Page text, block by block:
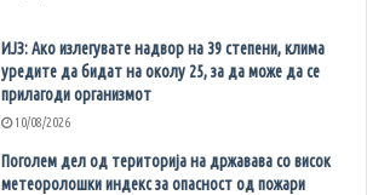
ИЈЗ: Ако излегувате надвор на 39 степени, клима
уредите да бидат на околу 25, за да може да се
прилагоди организмот
10/08/2026
Поголем дел од територија на државава со висок
метеоролошки индекс за опасност од пожари